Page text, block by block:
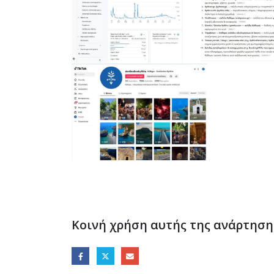
Κοινή χρήση αυτής της